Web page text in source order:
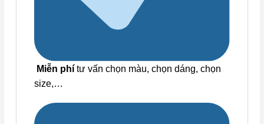
Miễn phí tư vấn chọn màu, chọn dáng, chọn
size,…